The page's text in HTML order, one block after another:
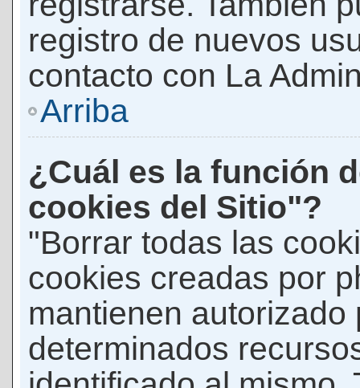
registro de nuevos
contacto con La
Arriba
¿Cuál es la función
cookies del Sitio"?
"Borrar todas las
cookies creadas por
mantienen autorizado
determinados